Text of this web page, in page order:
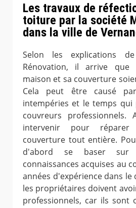
Les travaux de
toiture par la société
dans la ville de
Selon les explications
Rénovation, il arrive
maison et sa couverture
Cela peut être causé
intempéries et le temps qui
couvreurs professionnels.
intervenir pour
couverture tout entière.
d'abord se baser sur
connaissances acquises au
années d'expérience dans le
les propriétaires doivent
professionnels, car ils sont